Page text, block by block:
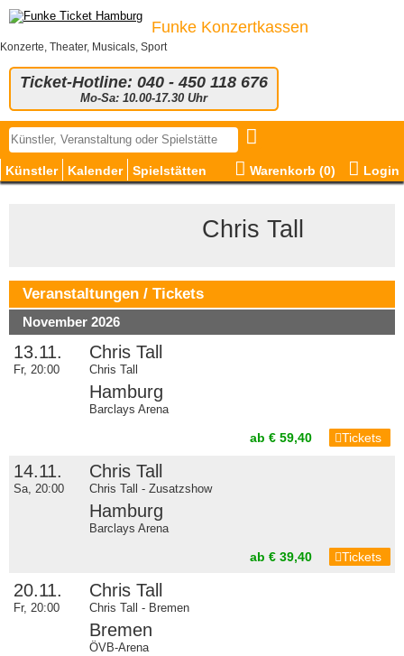
Funke Konzertkassen
Konzerte, Theater, Musicals, Sport
Ticket-Hotline: 040 - 450 118 676
Mo-Sa: 10.00-17.30 Uhr
Künstler Kalender Spielstätten Warenkorb (0) Login
Chris Tall
Veranstaltungen / Tickets
November 2026
13.11.
Fr, 20:00
Chris Tall
Chris Tall
Hamburg
Barclays Arena
ab € 59,40 Tickets
14.11.
Sa, 20:00
Chris Tall
Chris Tall - Zusatzshow
Hamburg
Barclays Arena
ab € 39,40 Tickets
20.11.
Fr, 20:00
Chris Tall
Chris Tall - Bremen
Bremen
ÖVB-Arena